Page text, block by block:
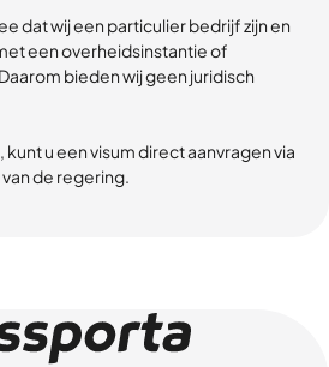
dat wij een particulier bedrijf zijn en
een overheidsinstantie of
bieden wij geen juridisch
kunt u een visum direct aanvragen via
de regering.